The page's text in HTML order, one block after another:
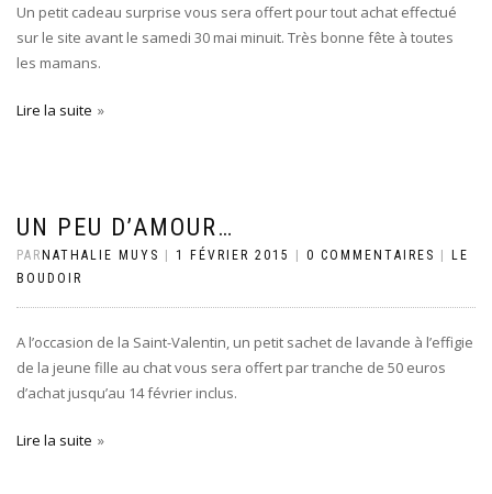
Un petit cadeau surprise vous sera offert pour tout achat effectué
sur le site avant le samedi 30 mai minuit. Très bonne fête à toutes
les mamans.
Lire la suite
UN PEU D’AMOUR…
PAR NATHALIE MUYS 1 FÉVRIER 2015 0 COMMENTAIRES
LE
BOUDOIR
A l’occasion de la Saint-Valentin, un petit sachet de lavande à l’effigie
de la jeune fille au chat vous sera offert par tranche de 50 euros
d’achat jusqu’au 14 février inclus.
Lire la suite